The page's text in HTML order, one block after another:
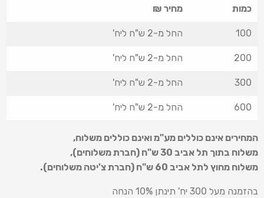
כמות
מחיר ₪
100 החל מ-2 ש"ח ליח'
200 החל מ-2 ש"ח ליח'
300 החל מ-2 ש"ח ליח'
600 החל מ-2 ש"ח ליח'
המחירים אינם כוללים מע"מ ואינם כוללים משלוח,
משלוח בתוך תל אביב 30 ש
"ח (חברת משלוחים),
משלוח מחוץ לתל אביב 60 ש
"ח (חברת צ'יטה משלוחים).
בהזמנה מעל 300 יח' תינתן 10% הנחה